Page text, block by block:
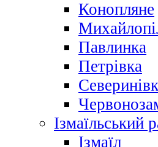
Конопляне
Павлинка
Петрівка
Ізмаїльський
Ізмаїл